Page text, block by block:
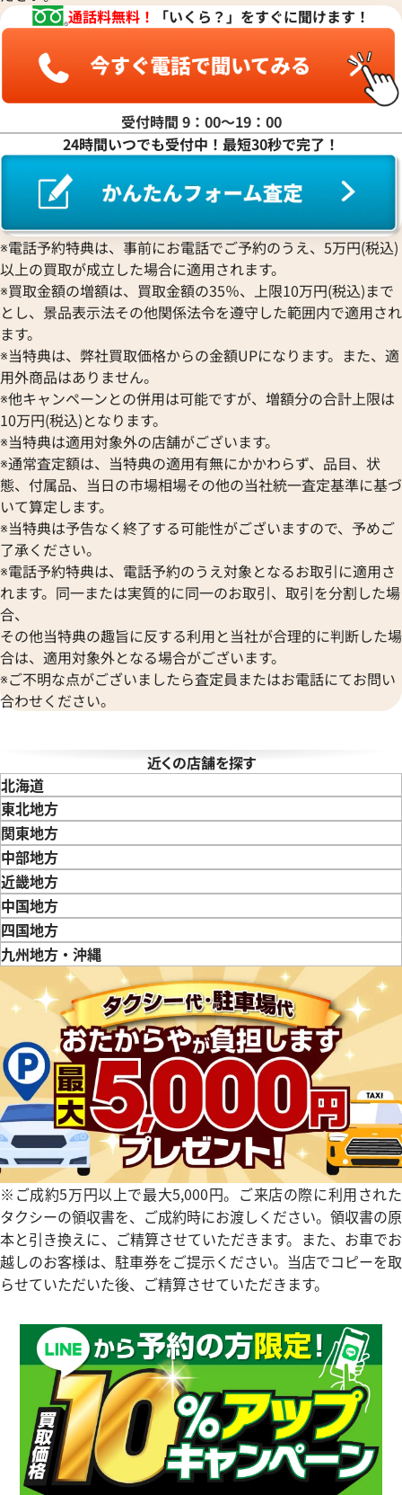
リップ カラトラバ 5196R-
格
日時点の参考買取価格です
パテック フィリップ カラト
001
参考買取価格
3,540,000円
※2026年7月27日時点の参考
リップ カラトラバ 5119G-
格
合わせください
パテック フィリップ カラト
001
参考買取価格
価格はお問い合わせください
リップ カラトラバ 5119J-
格
合わせください
電話で聞く
パテックフィリップ カラトラ
001
参考買取価格
2,679,000 円
※2026年4月9日時点の参考買
リップ カラトラバ 5116R-
パテック フィリップ カラト
001
ETERNA
エテルナ
EDOX
エドックス
EBERHARD
エベラール
EBEL
エベル
EPOS
Hermes
エルメス
OMEGA
オメガ
ORIENT
オリエント
ORIS
オリス
Audemars Piguet
オーデマ ピゲ
Vacheron Constantin
ヴァシュロン・コンスタンタン
Van Cleef & Arpels
ヴァンクリーフ＆アーペル
Versace
ヴェルサーチ
Wempe
GUCCI
グッチ
Graham
グラハム
グランドセイコー
CORUM
コルム
Concord
コンコルド
ジェイコブ
Gerald Genta
ジェラルド・ジェンタ
Jaeger-LeCoultre
ジャケ・ドロー
Girard-Perregaux
ジラール・ペルゴ
Sinn
ジン
STOWA
ストーヴァ
SEIKO
セイコー
CENTURY
センチュリー
ZENITH
ゼニス
Piaget
PIERRE KUNZ
ピエール・クンツ
FRANCK MULLER
フランク ミュラー
BOUCHERON
ブシュロン
BREITLING
ブライトリング
Blancpain
ブランパン
BVLGARI
ブルガリ
Breguet
ブレゲ
BULOVA
ブローバ
Bell & Ross
ベル＆ロス
BAUME＆MERCIER
ボーム＆メルシエ
BALL Watch
ボール ウォッチ
Ressence
ROGER DUBUIS
ロジェ・デュブイ
ROLEX
ロレックス
LONGINES
ロンジン
通話料無料！
「いくら？」をすぐに聞けます！
受付時間 9：00〜19：00
24時間いつでも受付中！最短30秒で完了！
※電話予約特典は、事前にお電話でご予約のうえ、5万円(税込)
以上の買取が成立した場合に適用されます。
※買取金額の増額は、買取金額の35％、上限10万円(税込)まで
とし、景品表示法その他関係法令を遵守した範囲内で適用され
ます。
※当特典は、弊社買取価格からの金額UPになります。また、適
用外商品はありません。
※他キャンペーンとの併用は可能ですが、増額分の合計上限は
10万円(税込)となります。
※当特典は適用対象外の店舗がございます。
※通常査定額は、当特典の適用有無にかかわらず、品目、状
態、付属品、当日の市場相場その他の当社統一査定基準に基づ
いて算定します。
※当特典は予告なく終了する可能性がございますので、予めご
了承ください。
※電話予約特典は、電話予約のうえ対象となるお取引に適用さ
れます。同一または実質的に同一のお取引、取引を分割した場
合、
その他当特典の趣旨に反する利用と当社が合理的に判断した場
合は、適用対象外となる場合がございます。
※ご不明な点がございましたら査定員またはお電話にてお問い
合わせください。
近くの店舗を探す
北海道
東北地方
青森県岩手県
関東地方
東京都神奈川県
中部地方
新潟県富山県
近畿地方
三重県滋賀県
中国地方
鳥取県島根県
四国地方
徳島県香川県愛媛県
九州地方・沖縄
福岡県
佐賀県 長崎県 熊本県大分県宮崎県鹿児島県
※ご成約5万円以上で最大5,000円。ご来店の際に利用された
タクシーの領収書を、ご成約時にお渡しください。領収書の原
本と引き換えに、ご精算させていただきます。また、お車でお
越しのお客様は、駐車券をご提示ください。当店でコピーを取
らせていただいた後、ご精算させていただきます。